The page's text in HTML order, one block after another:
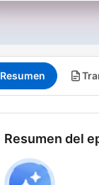
Resumen
Resumen del